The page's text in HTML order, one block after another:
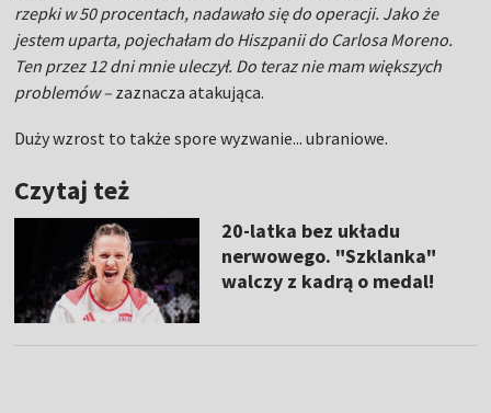
rzepki w 50 procentach, nadawało się do operacji. Jako że
jestem uparta, pojechałam do Hiszpanii do Carlosa Moreno.
Ten przez 12 dni mnie uleczył. Do teraz nie mam większych
problemów – zaznacza atakująca.
Duży wzrost to także spore wyzwanie... ubraniowe.
Czytaj też
20-latka bez układu
nerwowego. "Szklanka"
walczy z kadrą o medal!